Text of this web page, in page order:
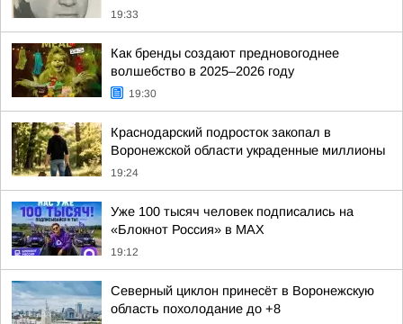
19:33
Как бренды создают предновогоднее
волшебство в 2025–2026 году
19:30
Краснодарский подросток закопал в
Воронежской области украденные миллионы
19:24
Уже 100 тысяч человек подписались на
«Блокнот Россия» в МАХ
19:12
Северный циклон принесёт в Воронежскую
область похолодание до +8